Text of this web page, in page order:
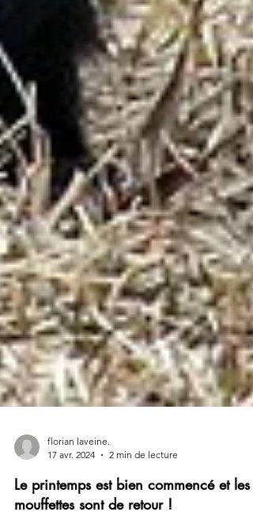
florian laveine.
17 avr. 2024
2 min de lecture